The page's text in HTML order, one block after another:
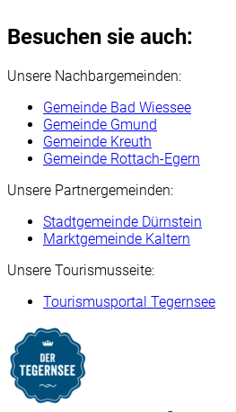
Besuchen sie auch:
Unsere Nachbargemeinden:
Gemeinde Bad Wiessee
Gemeinde Gmund
Gemeinde Kreuth
Gemeinde Rottach-Egern
Unsere Partnergemeinden:
Stadtgemeinde Dürnstein
Marktgemeinde Kaltern
Unsere Tourismusseite:
Tourismusportal Tegernsee